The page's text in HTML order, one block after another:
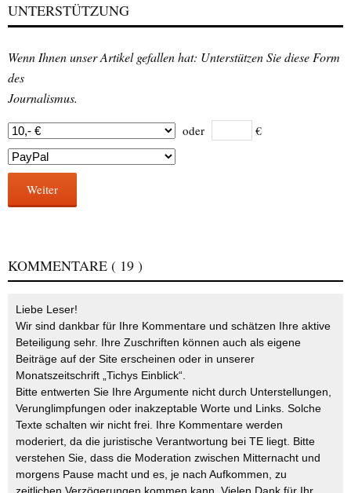
UNTERSTÜTZUNG
Wenn Ihnen unser Artikel gefallen hat: Unterstützen Sie diese Form
des
Journalismus.
oder €
Weiter
KOMMENTARE ( 19 )
Liebe Leser!
Wir sind dankbar für Ihre Kommentare und schätzen Ihre aktive
Beteiligung sehr. Ihre Zuschriften können auch als eigene
Beiträge auf der Site erscheinen oder in unserer
Monatszeitschrift „Tichys Einblick“.
Bitte entwerten Sie Ihre Argumente nicht durch Unterstellungen,
Verunglimpfungen oder inakzeptable Worte und Links. Solche
Texte schalten wir nicht frei. Ihre Kommentare werden
moderiert, da die juristische Verantwortung bei TE liegt. Bitte
verstehen Sie, dass die Moderation zwischen Mitternacht und
morgens Pause macht und es, je nach Aufkommen, zu